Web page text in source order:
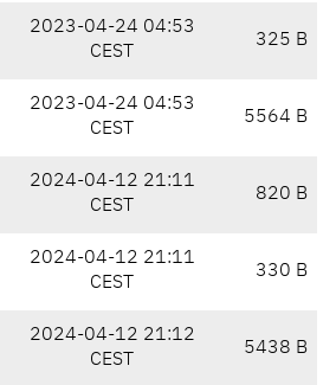
2023-04-24 04:53
CEST
325 B
2023-04-24 04:53
CEST
5564 B
2024-04-12 21:11
CEST
820 B
2024-04-12 21:11
CEST
330 B
2024-04-12 21:12
CEST
5438 B